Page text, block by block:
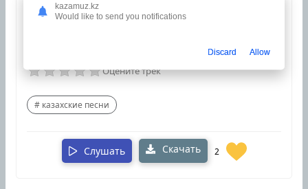
Дата релиза: 23 Сентябрь 2024
Оцените трек
казахские песни
Слушать Скачать 2
kazamuz.kz
Would like to send you notifications
Discard Allow